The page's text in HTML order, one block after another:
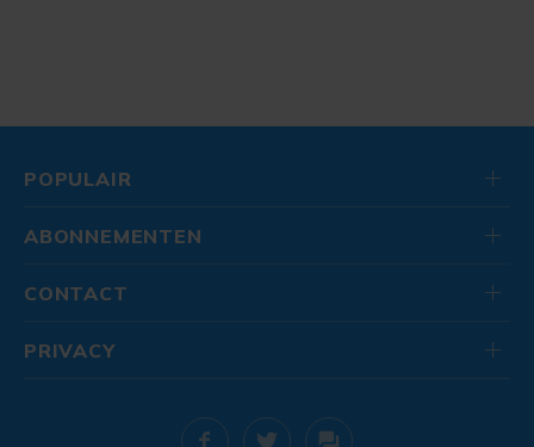
POPULAIR
ABONNEMENTEN
CONTACT
PRIVACY